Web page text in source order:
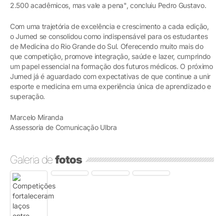
2.500 acadêmicos, mas vale a pena", concluiu Pedro Gustavo.
Com uma trajetória de excelência e crescimento a cada edição,
o Jumed se consolidou como indispensável para os estudantes
de Medicina do Rio Grande do Sul. Oferecendo muito mais do
que competição, promove integração, saúde e lazer, cumprindo
um papel essencial na formação dos futuros médicos. O próximo
Jumed já é aguardado com expectativas de que continue a unir
esporte e medicina em uma experiência única de aprendizado e
superação.
Marcelo Miranda
Assessoria de Comunicação Ulbra
Galeria defotos